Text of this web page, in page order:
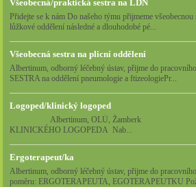
Všeobecná/praktická sestra na LDN
Přidejte se k nám Do našeho týmu přijmeme
lůžkové oddělení následné a dlouhodobé pé...
Všeobecná sestra na plicní oddělení
Albertinum, odborný léčebný ústav, přijme do
SESTRA na oddělení pneumologie a ftizeologiePr...
Logoped/klinický logoped
Albertinum, OLÚ,
KLINICKÉHO LOGOPEDA Nab...
Ergoterapeut/ka
Albertinum, odborný léčebný ústav, přijme do pracovního
poměru: ERGOTERAPEUTA, EGOTERAPEUTKU